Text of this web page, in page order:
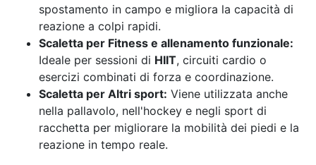
spostamento in campo e migliora la capacità di
reazione a colpi rapidi.
Scaletta per Fitness e allenamento funzionale:
Ideale per sessioni di HIIT, circuiti cardio o
esercizi combinati di forza e coordinazione.
Scaletta per Altri sport: Viene utilizzata anche
nella pallavolo, nell'hockey e negli sport di
racchetta per migliorare la mobilità dei piedi e la
reazione in tempo reale.